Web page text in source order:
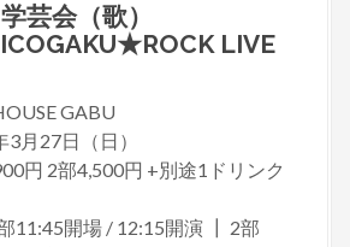
芸会（歌）
LIVE
GABU
月27日（日）
円 2部4,500円 +別途1ドリンク
11:45開場 / 12:15開演 ┃ 2部